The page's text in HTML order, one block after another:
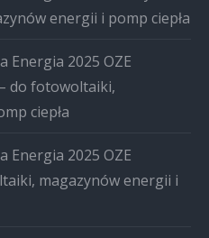
energii i pomp ciepła
Energia 2025 OZE
do fotowoltaiki,
ciepła
Energia 2025 OZE
magazynów energii i